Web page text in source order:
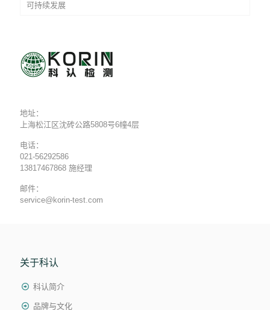
可持续发展
地址：
上海松江区沈砖公路5808号6幢4层
电话：
021-56292586
13817467868 施经理
邮件：
service@korin-test.com
关于科认
科认简介
品牌与文化